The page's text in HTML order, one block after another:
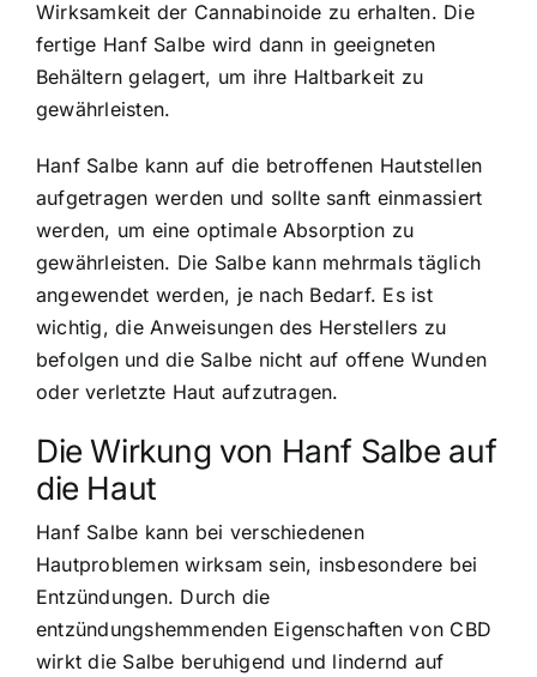
Wirksamkeit der Cannabinoide zu erhalten. Die
fertige Hanf Salbe wird dann in geeigneten
Behältern gelagert, um ihre Haltbarkeit zu
gewährleisten.
Hanf Salbe kann auf die betroffenen Hautstellen
aufgetragen werden und sollte sanft einmassiert
werden, um eine optimale Absorption zu
gewährleisten. Die Salbe kann mehrmals täglich
angewendet werden, je nach Bedarf. Es ist
wichtig, die Anweisungen des Herstellers zu
befolgen und die Salbe nicht auf offene Wunden
oder verletzte Haut aufzutragen.
Die Wirkung von Hanf Salbe auf
die Haut
Hanf Salbe kann bei verschiedenen
Hautproblemen wirksam sein, insbesondere bei
Entzündungen. Durch die
entzündungshemmenden Eigenschaften von CBD
wirkt die Salbe beruhigend und lindernd auf